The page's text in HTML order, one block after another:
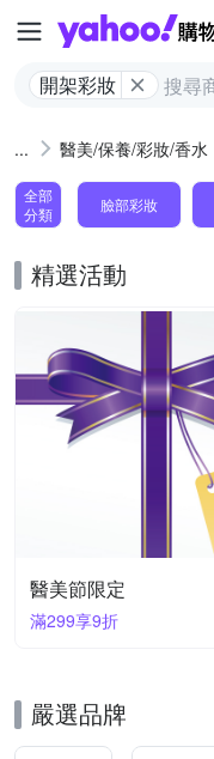
開架彩妝
醫美/保養/彩妝/香水
全部
分類
臉部彩妝
精選活動
醫美節限定
滿299享9折
嚴選品牌